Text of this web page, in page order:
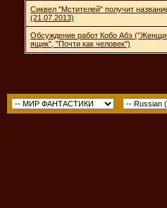
Сиквел "Мстителей" получит
(21.07.2013)
Обсуждение работ Кобо Абэ
ящик", "Почти как человек")